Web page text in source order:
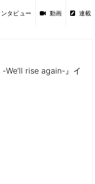
タビュー 動画 連載
We’ll rise again-』イ